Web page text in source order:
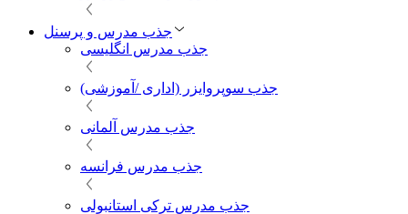
جذب مدرس و پرسنل
جذب مدرس انگلیسی
جذب سوپروایزر (اداری /آموزشی)
جذب مدرس آلمانی
جذب مدرس فرانسه
جذب مدرس ترکی استانبولی